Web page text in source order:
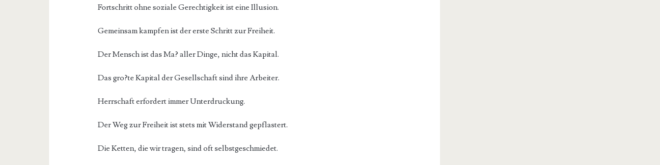
Fortschritt ohne soziale Gerechtigkeit ist eine Illusion.
Gemeinsam kampfen ist der erste Schritt zur Freiheit.
Der Mensch ist das Ma? aller Dinge, nicht das Kapital.
Das gro?te Kapital der Gesellschaft sind ihre Arbeiter.
Herrschaft erfordert immer Unterdruckung.
Der Weg zur Freiheit ist stets mit Widerstand gepflastert.
Die Ketten, die wir tragen, sind oft selbstgeschmiedet.